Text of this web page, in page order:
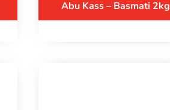
Abu Kass – Basmati 2kg